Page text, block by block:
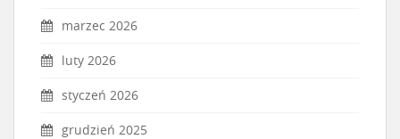
marzec 2026
luty 2026
styczeń 2026
grudzień 2025